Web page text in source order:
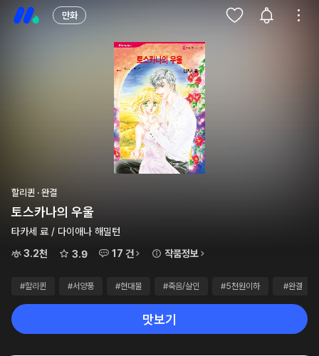
만화
할리퀸 · 완결
토스카나의 우울
타카세 료 / 다이애나 해밀턴
3.2천
3.9 17 건 작품정보
#할리퀸 #서양풍 #현대물 #죽음/살인 #5천원이하 #완결
맛보기